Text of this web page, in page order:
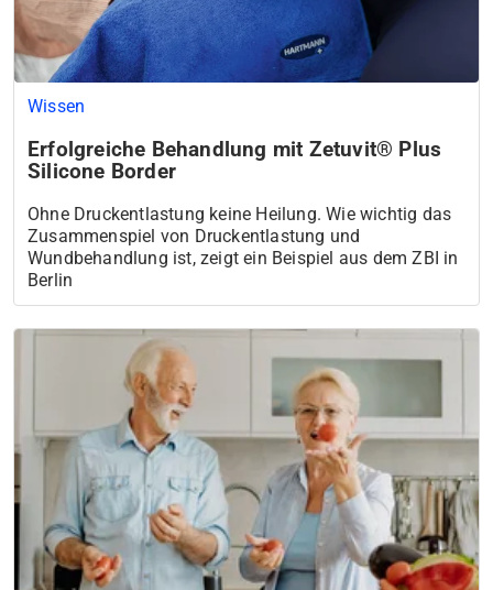
Wissen
Erfolgreiche Behandlung mit Zetuvit® Plus
Silicone Border
Ohne Druckentlastung keine Heilung. Wie wichtig das
Zusammenspiel von Druckentlastung und
Wundbehandlung ist, zeigt ein Beispiel aus dem ZBI in
Berlin